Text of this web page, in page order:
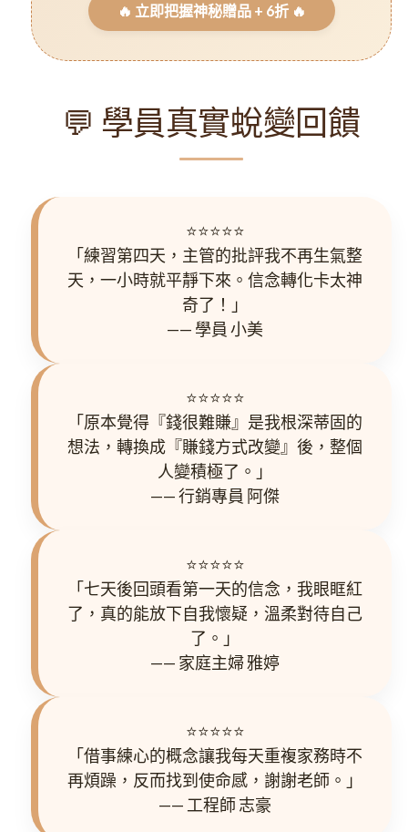
🔥 立即把握神秘贈品 + 6折 🔥
💬 學員真實蛻變回饋
⭐️⭐️⭐️⭐️⭐️
「練習第四天，主管的批評我不再生氣整
天，一小時就平靜下來。信念轉化卡太神
奇了！」
—— 學員 小美
⭐️⭐️⭐️⭐️⭐️
「原本覺得『錢很難賺』是我根深蒂固的
想法，轉換成『賺錢方式改變』後，整個
人變積極了。」
—— 行銷專員 阿傑
⭐️⭐️⭐️⭐️⭐️
「七天後回頭看第一天的信念，我眼眶紅
了，真的能放下自我懷疑，溫柔對待自己
了。」
—— 家庭主婦 雅婷
⭐️⭐️⭐️⭐️⭐️
「借事練心的概念讓我每天重複家務時不
再煩躁，反而找到使命感，謝謝老師。」
—— 工程師 志豪